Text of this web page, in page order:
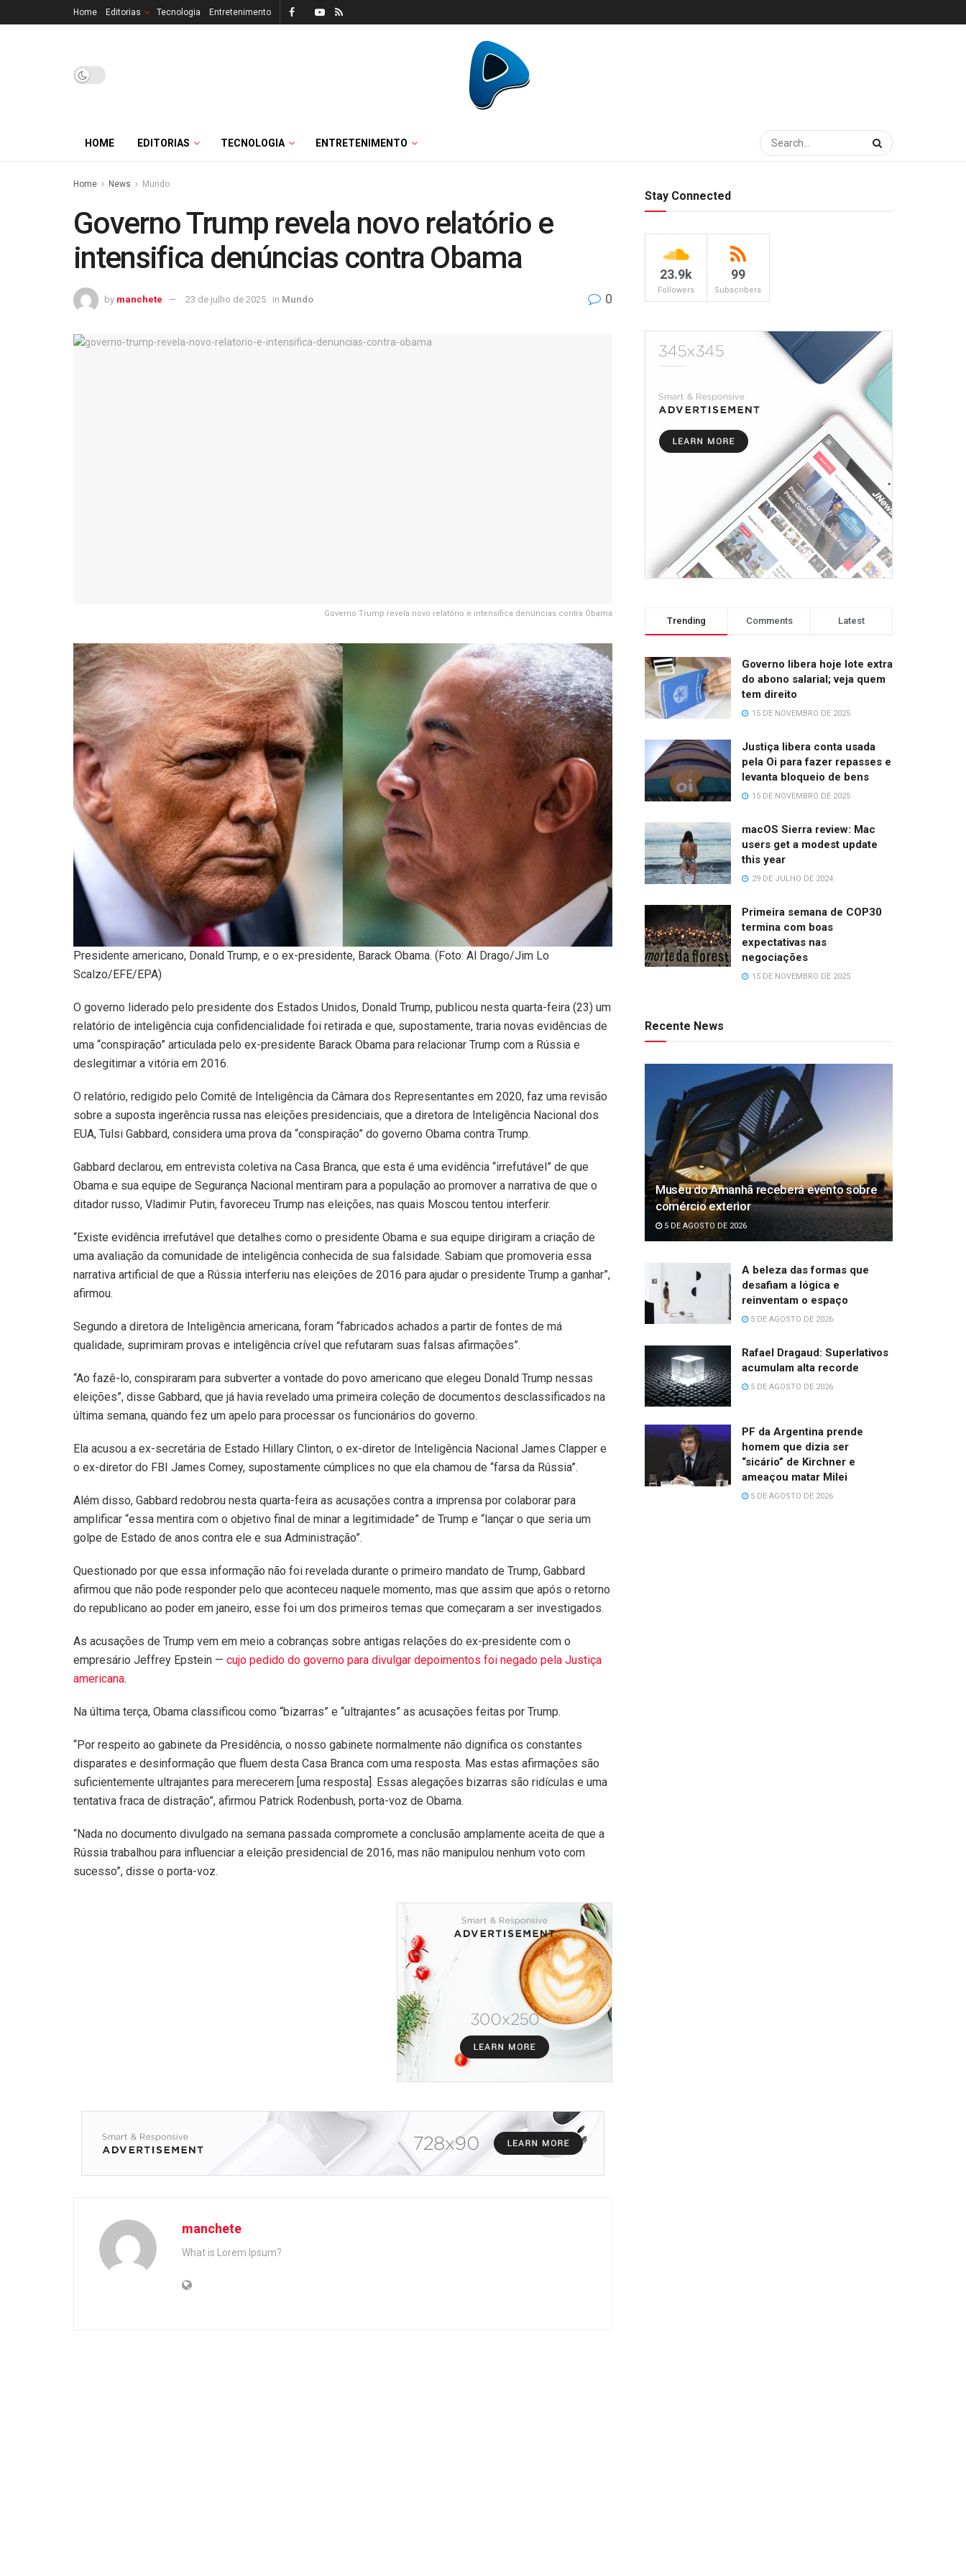
Home Editorias Tecnologia Entretenimento
HOME EDITORIAS TECNOLOGIA ENTRETENIMENTO
Home News Mundo
Governo Trump revela novo relatório e
intensifica denúncias contra Obama
by manchete 23 de julho de 2025 in Mundo 0
Governo Trump revela novo relatório e intensifica denúncias contra Obama
Presidente americano, Donald Trump, e o ex-presidente, Barack Obama. (Foto: Al Drago/Jim Lo
Scalzo/EFE/EPA)
O governo liderado pelo presidente dos Estados Unidos, Donald Trump, publicou nesta quarta-feira (23) um
relatório de inteligência cuja confidencialidade foi retirada e que, supostamente, traria novas evidências de
uma “conspiração” articulada pelo ex-presidente Barack Obama para relacionar Trump com a Rússia e
deslegitimar a vitória em 2016.
O relatório, redigido pelo Comitê de Inteligência da Câmara dos Representantes em 2020, faz uma revisão
sobre a suposta ingerência russa nas eleições presidenciais, que a diretora de Inteligência Nacional dos
EUA, Tulsi Gabbard, considera uma prova da “conspiração” do governo Obama contra Trump.
Gabbard declarou, em entrevista coletiva na Casa Branca, que esta é uma evidência “irrefutável” de que
Obama e sua equipe de Segurança Nacional mentiram para a população ao promover a narrativa de que o
ditador russo, Vladimir Putin, favoreceu Trump nas eleições, nas quais Moscou tentou interferir.
“Existe evidência irrefutável que detalhes como o presidente Obama e sua equipe dirigiram a criação de
uma avaliação da comunidade de inteligência conhecida de sua falsidade. Sabiam que promoveria essa
narrativa artificial de que a Rússia interferiu nas eleições de 2016 para ajudar o presidente Trump a ganhar”,
afirmou.
Segundo a diretora de Inteligência americana, foram “fabricados achados a partir de fontes de má
qualidade, suprimiram provas e inteligência crível que refutaram suas falsas afirmações”.
“Ao fazê-lo, conspiraram para subverter a vontade do povo americano que elegeu Donald Trump nessas
eleições”, disse Gabbard, que já havia revelado uma primeira coleção de documentos desclassificados na
última semana, quando fez um apelo para processar os funcionários do governo.
Ela acusou a ex-secretária de Estado Hillary Clinton, o ex-diretor de Inteligência Nacional James Clapper e
o ex-diretor do FBI James Comey, supostamente cúmplices no que ela chamou de “farsa da Rússia”.
Além disso, Gabbard redobrou nesta quarta-feira as acusações contra a imprensa por colaborar para
amplificar “essa mentira com o objetivo final de minar a legitimidade” de Trump e “lançar o que seria um
golpe de Estado de anos contra ele e sua Administração”.
Questionado por que essa informação não foi revelada durante o primeiro mandato de Trump, Gabbard
afirmou que não pode responder pelo que aconteceu naquele momento, mas que assim que após o retorno
do republicano ao poder em janeiro, esse foi um dos primeiros temas que começaram a ser investigados.
As acusações de Trump vem em meio a cobranças sobre antigas relações do ex-presidente com o
empresário Jeffrey Epstein — cujo pedido do governo para divulgar depoimentos foi negado pela Justiça
americana.
Na última terça, Obama classificou como “bizarras” e “ultrajantes” as acusações feitas por Trump.
“Por respeito ao gabinete da Presidência, o nosso gabinete normalmente não dignifica os constantes
disparates e desinformação que fluem desta Casa Branca com uma resposta. Mas estas afirmações são
suficientemente ultrajantes para merecerem [uma resposta]. Essas alegações bizarras são ridículas e uma
tentativa fraca de distração”, afirmou Patrick Rodenbush, porta-voz de Obama.
“Nada no documento divulgado na semana passada compromete a conclusão amplamente aceita de que a
Rússia trabalhou para influenciar a eleição presidencial de 2016, mas não manipulou nenhum voto com
sucesso”, disse o porta-voz.
manchete
What is Lorem Ipsum?
Stay Connected
23.9k
Followers
99
Subscribers
Trending Comments Latest
Governo libera hoje lote extra
do abono salarial; veja quem
tem direito
15 DE NOVEMBRO DE 2025
Justiça libera conta usada
pela Oi para fazer repasses e
levanta bloqueio de bens
15 DE NOVEMBRO DE 2025
macOS Sierra review: Mac
users get a modest update
this year
29 DE JULHO DE 2024
Primeira semana de COP30
termina com boas
expectativas nas
negociações
15 DE NOVEMBRO DE 2025
Recente News
Museu do Amanhã receberá evento sobre
comércio exterior
5 DE AGOSTO DE 2026
A beleza das formas que
desafiam a lógica e
reinventam o espaço
5 DE AGOSTO DE 2026
Rafael Dragaud: Superlativos
acumulam alta recorde
5 DE AGOSTO DE 2026
PF da Argentina prende
homem que dizia ser
“sicário” de Kirchner e
ameaçou matar Milei
5 DE AGOSTO DE 2026